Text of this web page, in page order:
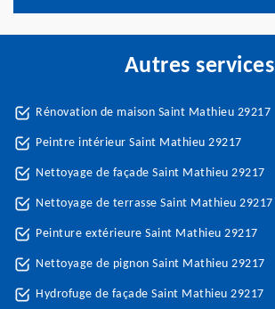
Autres services
Rénovation de maison Saint Mathieu 29217
Peintre intérieur Saint Mathieu 29217
Nettoyage de façade Saint Mathieu 29217
Nettoyage de terrasse Saint Mathieu 29217
Peinture extérieure Saint Mathieu 29217
Nettoyage de pignon Saint Mathieu 29217
Hydrofuge de façade Saint Mathieu 29217